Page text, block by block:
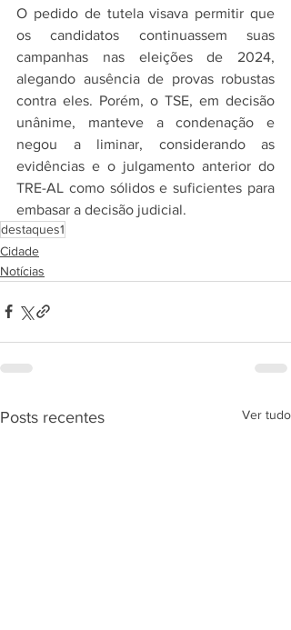
O pedido de tutela visava permitir que
os candidatos continuassem suas
campanhas nas eleições de 2024,
alegando ausência de provas robustas
contra eles. Porém, o TSE, em decisão
unânime, manteve a condenação e
negou a liminar, considerando as
evidências e o julgamento anterior do
TRE-AL como sólidos e suficientes para
embasar a decisão judicial.
destaques1
Cidade
Notícias
Posts recentes Ver tudo